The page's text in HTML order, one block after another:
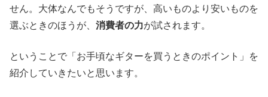
せん。大体なんでもそうですが、高いものより安いものを
選ぶときのほうが、 消費者の力が試されます。
ということで「お手頃なギターを買うときのポイント」を
紹介していきたいと思います。